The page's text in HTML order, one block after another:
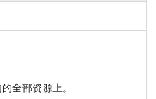
全部资源上。